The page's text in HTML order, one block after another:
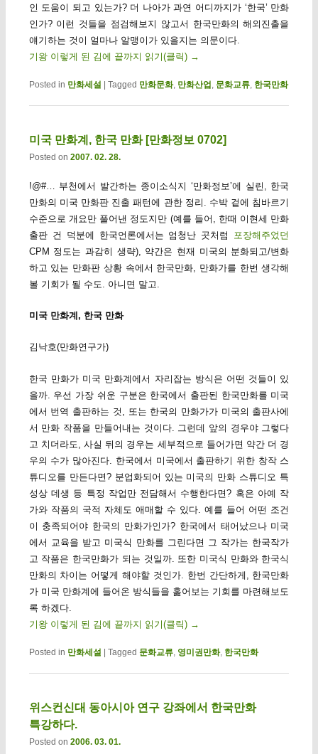
인 도움이 되고 있는가? 더 나아가 과연 어디까지가 ‘한국’ 만화
인가? 이런 것들을 점검해보지 않고서 한국만화의 해외진출을
얘기하는 것이 얼마나 알맹이가 있을지는 의문이다.
기왕 이렇게 된 김에 끝까지 읽기(클릭) →
Posted in 만화세설 Tagged 만화문화, 만화산업 , 문화교류, 한국만화
미국 만화계, 한국 만화 [만화정보 0702]
Posted on 2007. 02. 28.
!@#… 부천에서 발간하는 종이소식지 ‘만화정보’에 실린, 한국
만화의 미국 만화판 진출 패턴에 관한 정리. 수박 겉에 침바르기
수준으로 개요만 풀어낸 정도지만 (예를 들어, 한때 이현세 만화
출판 건 덕분에 한국언론에서는 엄청난 곳처럼 포장해주었던
CPM 정도는 과감히 생략), 약간은 현재 미국의 분화되고/변화
하고 있는 만화판 상황 속에서 한국만화, 만화가를 한번 생각해
볼 기회가 될 수도. 아니면 말고.
미국 만화계, 한국 만화
김낙호(만화연구가)
한국 만화가 미국 만화계에서 자리잡는 방식은 어떤 것들이 있
을까. 우선 가장 쉬운 구분은 한국에서 출판된 한국만화를 미국
에서 번역 출판하는 것, 또는 한국의 만화가가 미국의 출판사에
서 만화 작품을 만들어내는 것이다. 그런데 앞의 경우야 그렇다
고 치더라도, 사실 뒤의 경우는 세부적으로 들어가면 약간 더 경
우의 수가 많아진다. 한국에서 미국에서 출판하기 위한 창작 스
튜디오를 만든다면? 분업화되어 있는 미국의 만화 스튜디오 특
성상 데생 등 특정 작업만 전담해서 수행한다면? 혹은 아예 작
가와 작품의 국적 자체도 애매할 수 있다. 예를 들어 어떤 조건
이 충족되어야 한국의 만화가인가? 한국에서 태어났으나 미국
에서 교육을 받고 미국식 만화를 그린다면 그 작가는 한국작가
고 작품은 한국만화가 되는 것일까. 또한 미국식 만화와 한국식
만화의 차이는 어떻게 해야할 것인가. 한번 간단하게, 한국만화
가 미국 만화계에 들어온 방식들을 훑어보는 기회를 마련해보도
록 하겠다.
기왕 이렇게 된 김에 끝까지 읽기(클릭) →
Posted in 만화세설 | Tagged 문화교류, 영미권만화, 한국만화
위스컨신대 동아시아 연구 강좌에서 한국만화
특강하다.
Posted on 2006. 03. 01.